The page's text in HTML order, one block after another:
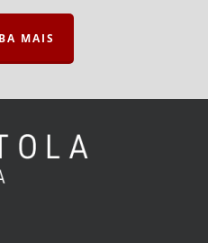
MAIS